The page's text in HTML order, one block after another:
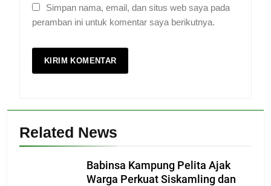
Simpan nama, email, dan situs web saya pada
peramban ini untuk komentar saya berikutnya.
Related News
Babinsa Kampung Pelita Ajak
Warga Perkuat Siskamling dan